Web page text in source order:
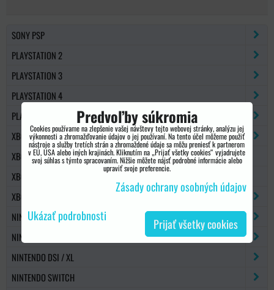
SONY PSP
PLAYSTATION 2
PLAYSTATION 3
PLAYSTATION 4
PLAYSTATION 5
XBOX 360
XBOX 360 SLIM
XBOX ONE
XBOX SERIES X/S
NINTENDO WII / WII U
NINTENDO DS / DS LITE
NINTENDO DSI / XL
NINTENDO SWITCH
Predvoľby súkromia
Cookies používame na zlepšenie vašej návštevy tejto webovej stránky, analýzu jej
výkonnosti a zhromažďovanie údajov o jej používaní. Na tento účel môžeme použiť
nástroje a služby tretích strán a zhromaždené údaje sa môžu preniesť k partnerom
v EÚ, USA alebo iných krajinách. Kliknutím na „Prijať všetky cookies“ vyjadrujete
svoj súhlas s týmto spracovaním. Nižšie môžete nájsť podrobné informácie alebo
upraviť svoje preferencie.
Zásady ochrany osobných údajov
Ukázať podrobnosti
Prijať všetky cookies